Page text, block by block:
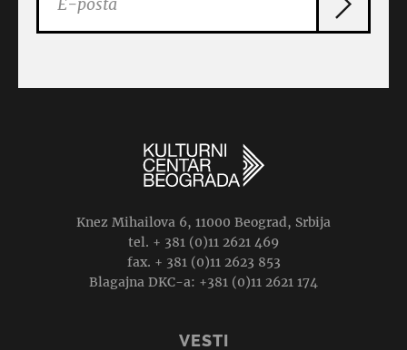
Knez Mihailova 6, 11000 Beograd, Srbija
tel. + 381 (0)11 2621 469
fax. + 381 (0)11 2623 853
Blagajna DKC-a: +381 (0)11 2621 174
VESTI